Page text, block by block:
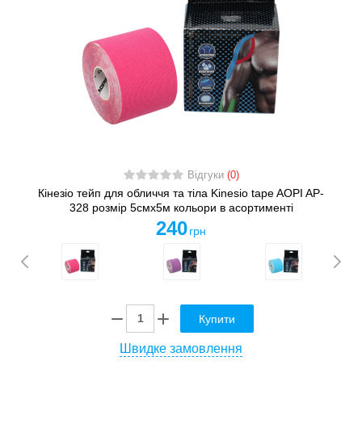
Відгуки (0)
Кінезіо тейп для обличчя та тіла Kinesio tape AOPI AP-
328 розмір 5смх5м кольори в асортименті
240 грн
Купити
Швидке замовлення